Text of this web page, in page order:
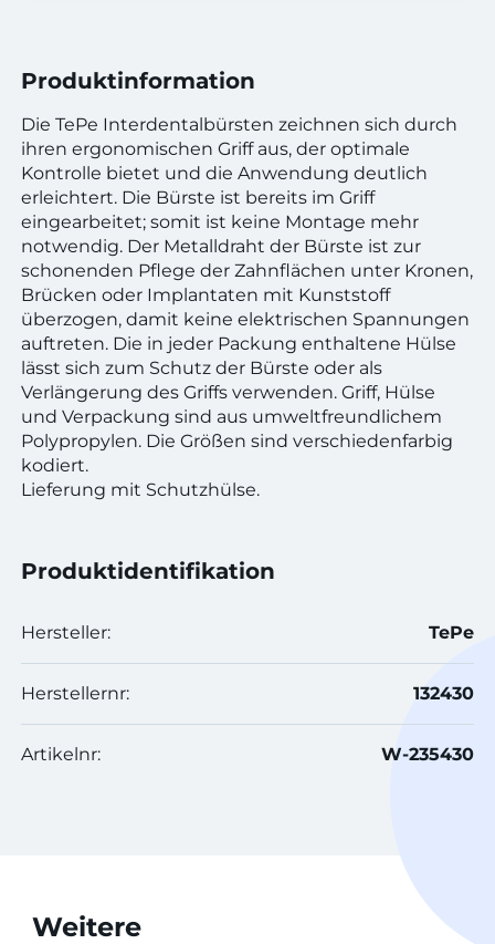
Produktinformation
Die TePe Interdentalbürsten zeichnen sich durch
ihren ergonomischen Griff aus, der optimale
Kontrolle bietet und die Anwendung deutlich
erleichtert. Die Bürste ist bereits im Griff
eingearbeitet; somit ist keine Montage mehr
notwendig. Der Metalldraht der Bürste ist zur
schonenden Pflege der Zahnflächen unter Kronen,
Brücken oder Implantaten mit Kunststoff
überzogen, damit keine elektrischen Spannungen
auftreten. Die in jeder Packung enthaltene Hülse
lässt sich zum Schutz der Bürste oder als
Verlängerung des Griffs verwenden. Griff, Hülse
und Verpackung sind aus umweltfreundlichem
Polypropylen. Die Größen sind verschiedenfarbig
kodiert.
Lieferung mit Schutzhülse.
Produktidentifikation
Hersteller: TePe
Herstellernr: 132430
Artikelnr: W-235430
Weitere